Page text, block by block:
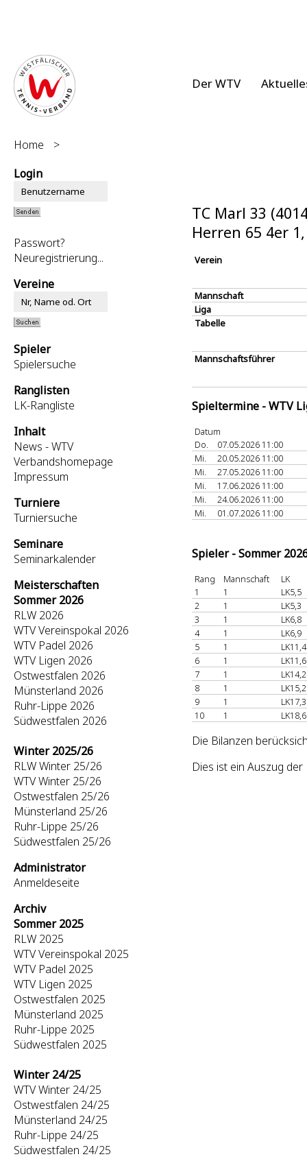
Der WTV
Home
>
Login
Passwort?
Neuregistrierung...
Vereine
Spieler
Spielersuche
Ranglisten
LK-Rangliste
Inhalt
News - WTV
Verbandshomepage
Impressum
Turniere
Turniersuche
Seminare
Seminarkalender
Meisterschaften
Sommer 2026
RLW 2026
WTV Vereinspokal 2026
WTV Padel 2026
WTV Ligen 2026
Ostwestfalen 2026
Münsterland 2026
Ruhr-Lippe 2026
Südwestfalen 2026
Winter 2025/26
RLW Winter 25/26
WTV Winter 25/26
Ostwestfalen 25/26
Münsterland 25/26
Ruhr-Lippe 25/26
Südwestfalen 25/26
Administrator
Anmeldeseite
Archiv
Sommer 2025
RLW 2025
WTV Vereinspokal 2025
WTV Padel 2025
WTV Ligen 2025
Ostwestfalen 2025
Münsterland 2025
Ruhr-Lippe 2025
Südwestfalen 2025
Winter 24/25
WTV Winter 24/25
Ostwestfalen 24/25
Münsterland 24/25
Ruhr-Lippe 24/25
Südwestfalen 24/25
TC Marl 33
Herren 65 4er
Verein
Mannschaft
Liga
Tabelle
Mannschaftsführer
Spieltermine - WTV
Datum
Do.
07.05.2026 11:00
Mi.
20.05.2026 11:00
Mi.
27.05.2026 11:00
Mi.
17.06.2026 11:00
Mi.
24.06.2026 11:00
Mi.
01.07.2026 11:00
Spieler - Sommer
Rang Mannschaft
LK
1
1
LK5,5
2
1
LK5,3
3
1
LK6,8
4
1
LK6,9
5
1
LK11,4
6
1
LK11,6
7
1
LK14,2
8
1
LK15,2
9
1
LK17,3
10
1 LK18,6
Die Bilanzen
Dies ist ein Auszug